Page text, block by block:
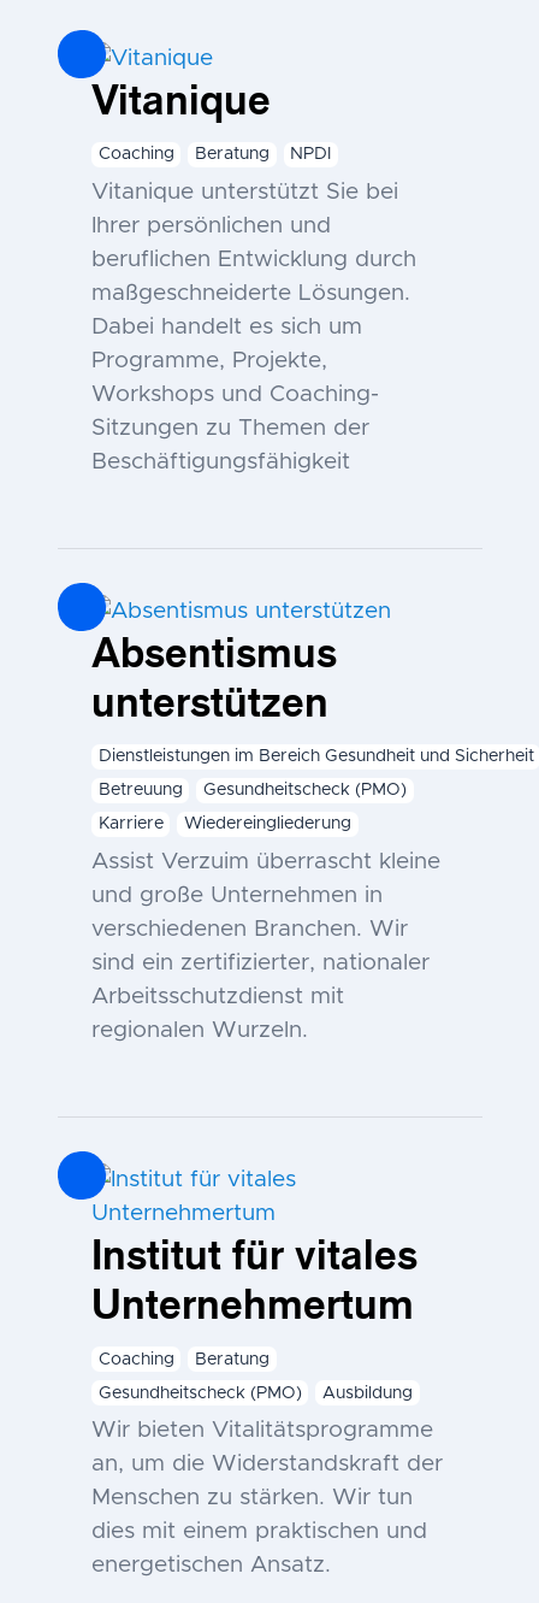
Vitanique
Coaching Beratung NPDI
Vitanique unterstützt Sie bei
Ihrer persönlichen und
beruflichen Entwicklung durch
maßgeschneiderte Lösungen.
Dabei handelt es sich um
Programme, Projekte,
Workshops und Coaching-
Sitzungen zu Themen der
Beschäftigungsfähigkeit
Absentismus
unterstützen
Dienstleistungen im Bereich Gesundheit und Sicherheit
Betreuung
Gesundheitscheck (PMO)
Karriere
Wiedereingliederung
Assist Verzuim überrascht kleine
und große Unternehmen in
verschiedenen Branchen. Wir
sind ein zertifizierter, nationaler
Arbeitsschutzdienst mit
regionalen Wurzeln.
Institut für vitales
Unternehmertum
Coaching
Beratung
Gesundheitscheck (PMO)
Ausbildung
Wir bieten Vitalitätsprogramme
an, um die Widerstandskraft der
Menschen zu stärken. Wir tun
dies mit einem praktischen und
energetischen Ansatz.